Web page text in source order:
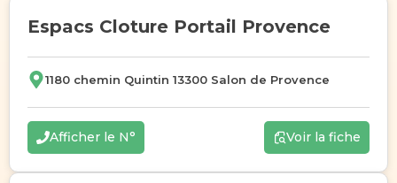
Espacs Cloture Portail Provence
1180 chemin Quintin 13300 Salon de Provence
Afficher le N° Voir la fiche